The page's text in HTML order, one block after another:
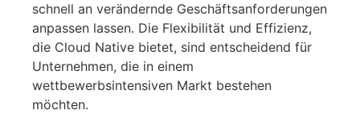
schnell an verändernde Geschäftsanforderungen
anpassen lassen. Die Flexibilität und Effizienz,
die Cloud Native bietet, sind entscheidend für
Unternehmen, die in einem
wettbewerbsintensiven Markt bestehen
möchten.